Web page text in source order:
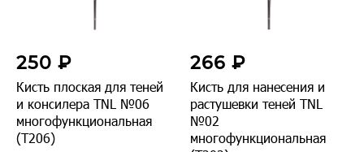
250 ₽
Кисть плоская для теней
и консилера TNL №06
многофункциональная
(Т206)
266 ₽
Кисть для нанесения и
растушевки теней TNL
№02
многофункциональная